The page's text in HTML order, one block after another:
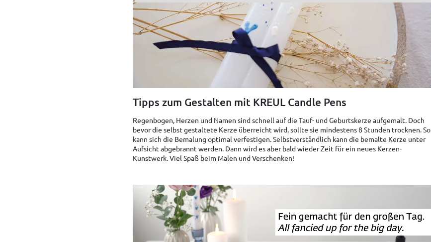
Tipps zum Gestalten mit KREUL Candle Pens
Regenbogen, Herzen und Namen sind schnell auf die Tauf- und Geburtskerze aufgemalt. Doch
bevor die selbst gestaltete Kerze überreicht wird, sollte sie mindestens 8 Stunden trocknen. So
kann sich die Bemalung optimal verfestigen. Selbstverständlich kann die bemalte Kerze unter
Aufsicht abgebrannt werden. Dann wird es aber bald wieder Zeit für ein neues Kerzen-
Kunstwerk. Viel Spaß beim Malen und Verschenken!